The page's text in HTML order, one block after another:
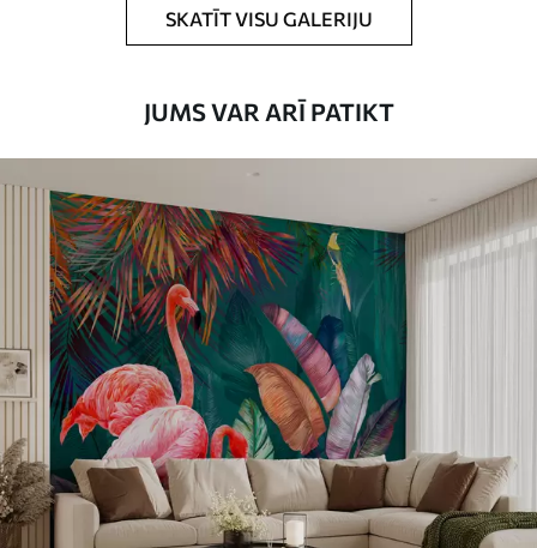
Tapetes var viegli notīrīt ar mīkstu sūkli.
Tapetes ar lakas pārklājumu var tīrīt ar
Viengabala lietojums
Pieejamie materiāli
Standarts
45.0027.00€/m²
Premium
56.6734.00 /m²
Premium vinils
39 .00 € /m²
SKATĪT VISU GALERIJU
JUMS VAR ARĪ PATIKT